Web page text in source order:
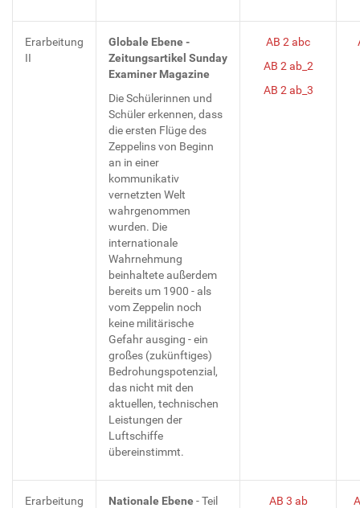
Erarbeitung
II
Globale Ebene -
Zeitungsartikel Sunday
Examiner Magazine
Die Schülerinnen und
Schüler erkennen, dass
die ersten Flüge des
Zeppelins von Beginn
an in einer
kommunikativ
vernetzten Welt
wahrgenommen
wurden. Die
internationale
Wahrnehmung
beinhaltete außerdem
bereits um 1900 - als
vom Zeppelin noch
keine militärische
Gefahr ausging - ein
großes (zukünftiges)
Bedrohungspotenzial,
das nicht mit den
aktuellen, technischen
Leistungen der
Luftschiffe
übereinstimmt.
AB 2 abc
AB 2 ab_2
AB 2 ab_3
Erarbeitung
Nationale Ebene- Teil
AB 3 ab